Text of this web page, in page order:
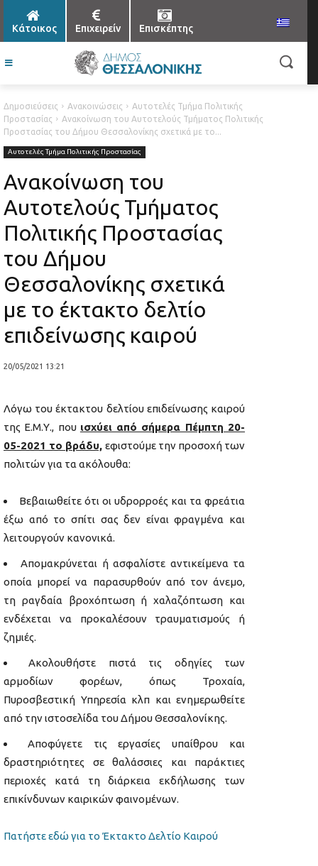
Κάτοικος Επιχειρείν Επισκέπτης
Δημοσιεύσεις Ανακοινώσεις
Αυτοτελές Τμήμα Πολιτικής
Προστασίας
Ανακοίνωση του Αυτοτελούς Τμήματος Πολιτικής
Προστασίας του Δήμου Θεσσαλονίκης σχετικά με το...
Αυτοτελές Τμήμα Πολιτικής Προστασίας
Ανακοίνωση του
Αυτοτελούς Τμήματος
Πολιτικής Προστασίας
του Δήμου
Θεσσαλονίκης σχετικά
με το έκτακτο δελτίο
επιδείνωσης καιρού
20/05/2021 13:21
Λόγω του έκτακτου δελτίου επιδείνωσης καιρού
της Ε.Μ.Υ., που ισχύει από σήμερα Πέμπτη 20-
05-2021 το βράδυ, εφιστούμε την προσοχή των
πολιτών για τα ακόλουθα:
Βεβαιωθείτε ότι οι υδρορροές και τα φρεάτια
έξω από το σπίτι σας δεν είναι φραγμένα και
λειτουργούν κανονικά.
Απομακρύνεται ή ασφαλίστε αντικείμενα τα
οποία μπορεί να παρασυρθούν από τον άνεμο,
τη ραγδαία βροχόπτωση ή χαλαζόπτωση και
ενδέχεται να προκαλέσουν τραυματισμούς ή
ζημιές.
Ακολουθήστε πιστά τις οδηγίες των
αρμοδίων φορέων, όπως Τροχαία,
Πυροσβεστική Υπηρεσία κλπ και ενημερωθείτε
από την ιστοσελίδα του Δήμου Θεσσαλονίκης.
Αποφύγετε τις εργασίες υπαίθρου και
δραστηριότητες σε θαλάσσιες και παράκτιες
περιοχές κατά τη διάρκεια εκδήλωσης των
επικίνδυνων καιρικών φαινομένων.
Πατήστε εδώ για το Έκτακτο Δελτίο Καιρού